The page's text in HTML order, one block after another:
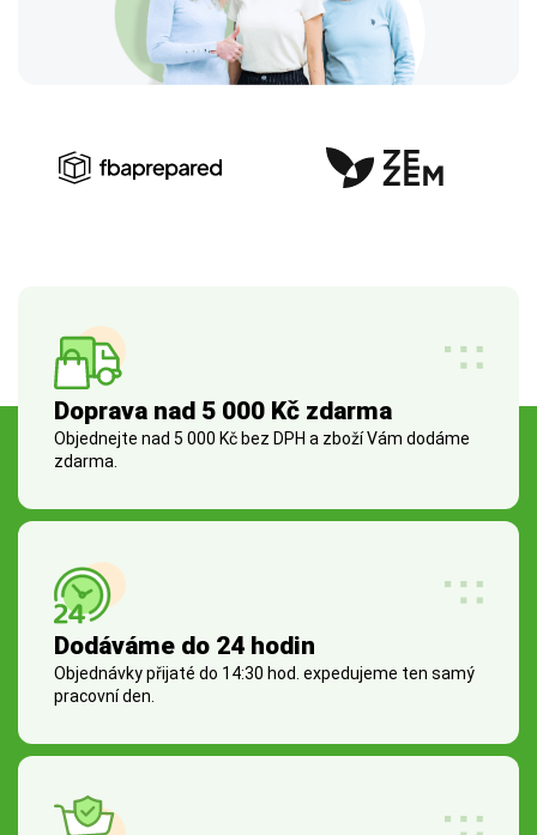
Doprava nad 5 000 Kč zdarma
Objednejte nad 5 000 Kč bez DPH a zboží Vám dodáme
zdarma.
Dodáváme do 24 hodin
Objednávky přijaté do 14:30 hod. expedujeme ten samý
pracovní den.